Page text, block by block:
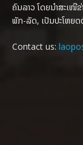
ຄົນລາວ ໂດຍນຳສະເໜີ
ພັກ-ລັດ, ເປັນປະໂຫຍ
Contact us: